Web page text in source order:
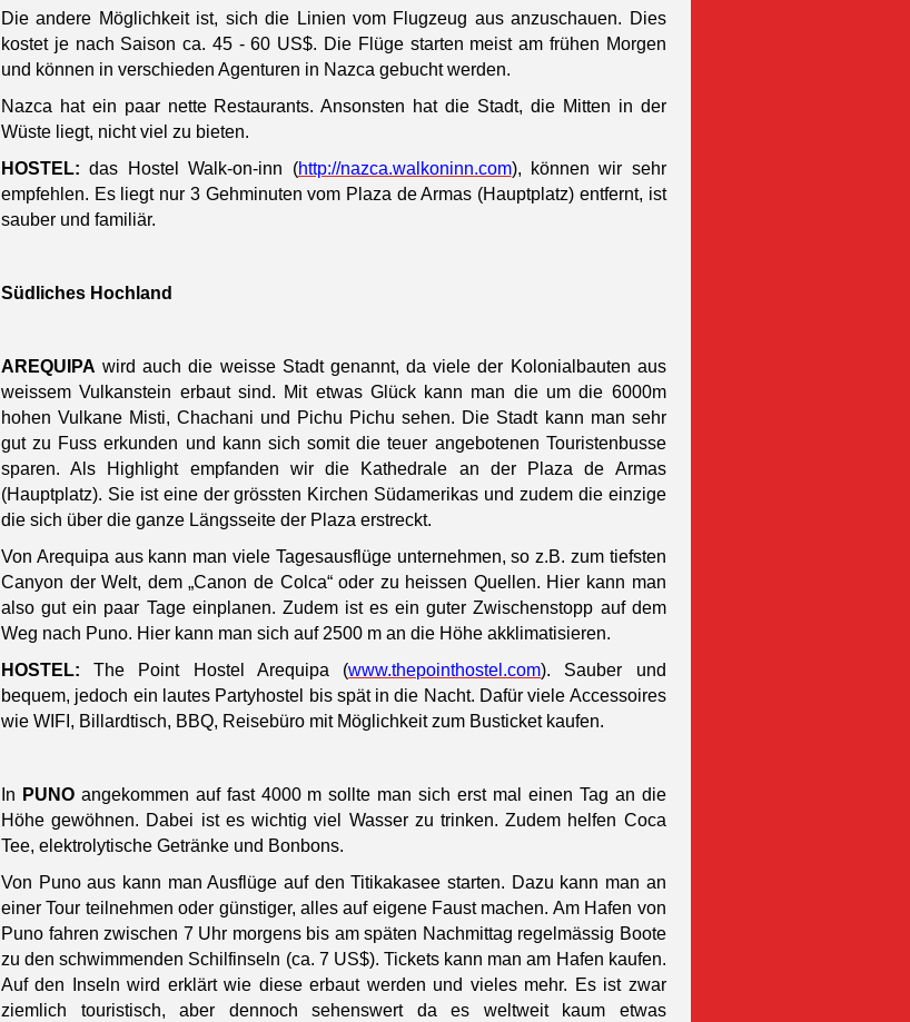
Die andere Möglichkeit ist, sich die Linien vom Flugzeug aus anzuschauen. Dies
kostet je nach Saison ca. 45 - 60 US$. Die Flüge starten meist am frühen Morgen
und können in verschieden Agenturen in Nazca gebucht werden.
Nazca hat ein paar nette Restaurants. Ansonsten hat die Stadt, die Mitten in der
Wüste liegt, nicht viel zu bieten.
HOSTEL: das Hostel Walk-on-inn (http://nazca.walkoninn.com), können wir sehr
empfehlen. Es liegt nur 3 Gehminuten vom Plaza de Armas (Hauptplatz) entfernt, ist
sauber und familiär.
Südliches Hochland
AREQUIPA wird auch die weisse Stadt genannt, da viele der Kolonialbauten aus
weissem Vulkanstein erbaut sind. Mit etwas Glück kann man die um die 6000m
hohen Vulkane Misti, Chachani und Pichu Pichu sehen. Die Stadt kann man sehr
gut zu Fuss erkunden und kann sich somit die teuer angebotenen Touristenbusse
sparen. Als Highlight empfanden wir die Kathedrale an der Plaza de Armas
(Hauptplatz). Sie ist eine der grössten Kirchen Südamerikas und zudem die einzige
die sich über die ganze Längsseite der Plaza erstreckt.
Von Arequipa aus kann man viele Tagesausflüge unternehmen, so z.B. zum tiefsten
Canyon der Welt, dem „Canon de Colca“ oder zu heissen Quellen. Hier kann man
also gut ein paar Tage einplanen. Zudem ist es ein guter Zwischenstopp auf dem
Weg nach Puno. Hier kann man sich auf 2500 m an die Höhe akklimatisieren.
HOSTEL:
The Point Hostel Arequipa (www.thepointhostel.com).
Sauber und
bequem, jedoch ein lautes Partyhostel bis spät in die Nacht. Dafür viele Accessoires
wie WIFI, Billardtisch, BBQ, Reisebüro mit Möglichkeit zum Busticket kaufen.
In PUNOangekommen auf fast 4000 m sollte man sich erst mal einen Tag an die
Höhe gewöhnen. Dabei ist es wichtig viel Wasser zu trinken. Zudem helfen Coca
Tee, elektrolytische Getränke und Bonbons.
Von Puno aus kann man Ausflüge auf den Titikakasee starten. Dazu kann man an
einer Tour teilnehmen oder günstiger, alles auf eigene Faust machen. Am Hafen von
Puno fahren zwischen 7 Uhr morgens bis am späten Nachmittag regelmässig Boote
zu den schwimmenden Schilfinseln (ca. 7 US$). Tickets kann man am Hafen kaufen.
Auf den Inseln wird erklärt wie diese erbaut werden und vieles mehr. Es ist zwar
ziemlich touristisch, aber dennoch sehenswert da es weltweit kaum etwas